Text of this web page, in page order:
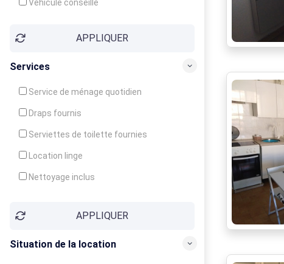
Véhicule conseillé
APPLIQUER
Services
Service de ménage quotidien
Draps fournis
Serviettes de toilette fournies
Location linge
Nettoyage inclus
Garde d'enfants
Crèche
APPLIQUER
Situation de la location